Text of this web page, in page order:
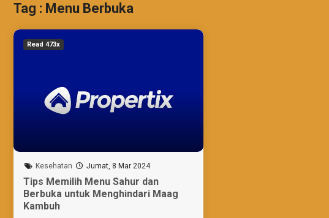
Tag : Menu Berbuka
Read 473x
Kesehatan Jumat, 8 Mar 2024
Tips Memilih Menu Sahur dan
Berbuka untuk Menghindari Maag
Kambuh